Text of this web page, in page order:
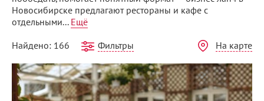
Новосибирске предлагают рестораны и кафе с
отдельными... Ещё
Найдено: 166 Фильтры На карте